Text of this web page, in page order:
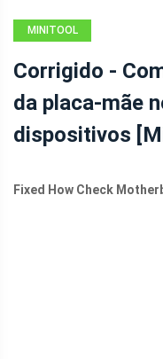
MINITOOL
Corrigido -
da placa-mãe
dispositivos
Fixed How Check